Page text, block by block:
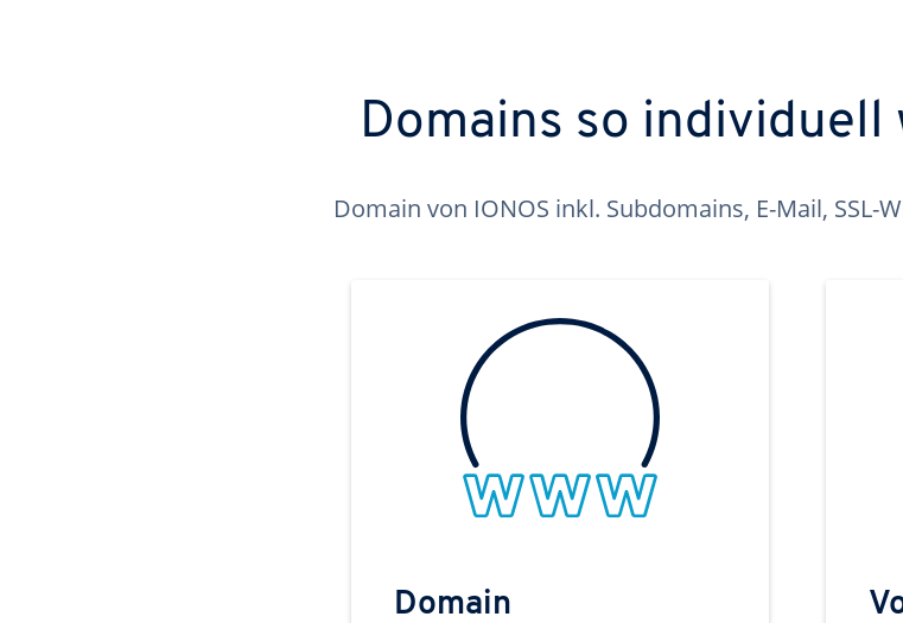
Domains so individuell
Domain von IONOS inkl. Subdomains, E-Mail,
Domain